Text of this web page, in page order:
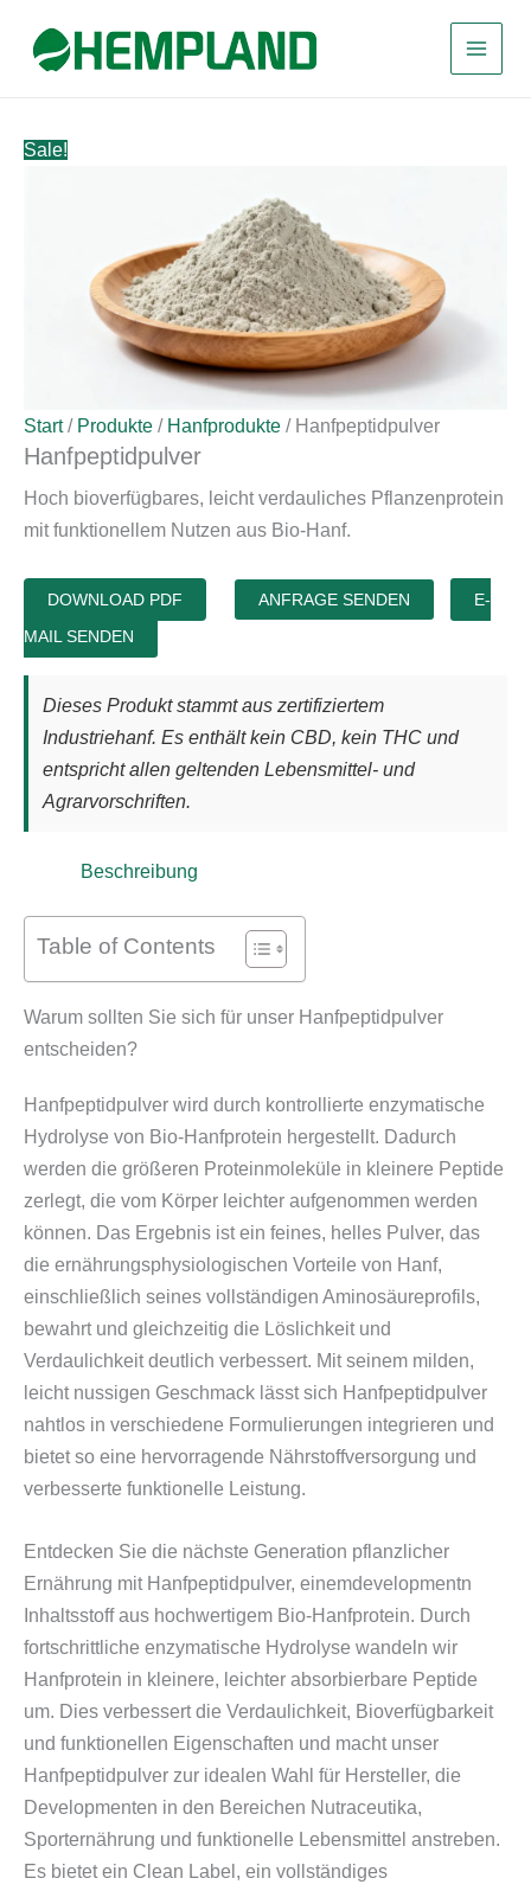
Inhalt
springen
Sale!
Start/ Produkte / Hanfprodukte / Hanfpeptidpulver
Hanfpeptidpulver
Hoch bioverfügbares, leicht verdauliches Pflanzenprotein
mit funktionellem Nutzen aus Bio-Hanf.
DOWNLOAD PDF ANFRAGE SENDEN
E-
MAIL SENDEN
Dieses Produkt stammt aus zertifiziertem
Industriehanf. Es enthält kein CBD, kein THC und
entspricht allen geltenden Lebensmittel- und
Agrarvorschriften.
Beschreibung
Table of Contents
Warum sollten Sie sich für unser Hanfpeptidpulver
entscheiden?
Hanfpeptidpulver wird durch kontrollierte enzymatische
Hydrolyse von Bio-Hanfprotein hergestellt. Dadurch
werden die größeren Proteinmoleküle in kleinere Peptide
zerlegt, die vom Körper leichter aufgenommen werden
können. Das Ergebnis ist ein feines, helles Pulver, das
die ernährungsphysiologischen Vorteile von Hanf,
einschließlich seines vollständigen Aminosäureprofils,
bewahrt und gleichzeitig die Löslichkeit und
Verdaulichkeit deutlich verbessert. Mit seinem milden,
leicht nussigen Geschmack lässt sich Hanfpeptidpulver
nahtlos in verschiedene Formulierungen integrieren und
bietet so eine hervorragende Nährstoffversorgung und
verbesserte funktionelle Leistung.
Entdecken Sie die nächste Generation pflanzlicher
Ernährung mit Hanfpeptidpulver, einemdevelopmentn
Inhaltsstoff aus hochwertigem Bio-Hanfprotein. Durch
fortschrittliche enzymatische Hydrolyse wandeln wir
Hanfprotein in kleinere, leichter absorbierbare Peptide
um. Dies verbessert die Verdaulichkeit, Bioverfügbarkeit
und funktionellen Eigenschaften und macht unser
Hanfpeptidpulver zur idealen Wahl für Hersteller, die
Developmenten in den Bereichen Nutraceutika,
Sporternährung und funktionelle Lebensmittel anstreben.
Es bietet ein Clean Label, ein vollständiges